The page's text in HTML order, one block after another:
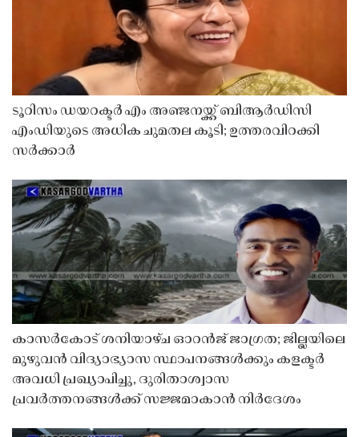
ടൂറിസം ഡയറക്ടർ എം അഞ്ജനയ്ക്ക് ബിആർഡിസി
എംഡിയുടെ അധിക ചുമതല കൂടി; ഉത്തരവിറക്കി
സർക്കാർ
കാസർകോട് ശനിയാഴ്ച ഓറൻജ് ജാഗ്രത; ജില്ലയിലെ
മുഴുവൻ വിദ്യാഭ്യാസ സ്ഥാപനങ്ങൾക്കും കളക്ടർ
അവധി പ്രഖ്യാപിച്ചു, ദുരിതാശ്വാസ
പ്രവർത്തനങ്ങൾക്ക് സജ്ജമാകാൻ നിർദേശം